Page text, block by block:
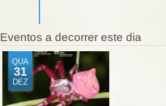
Eventos a decorrer este dia
QUA
31
DEZ